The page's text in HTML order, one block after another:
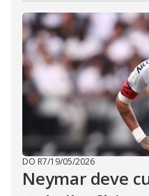
DO R7/19/05/2026
Neymar deve